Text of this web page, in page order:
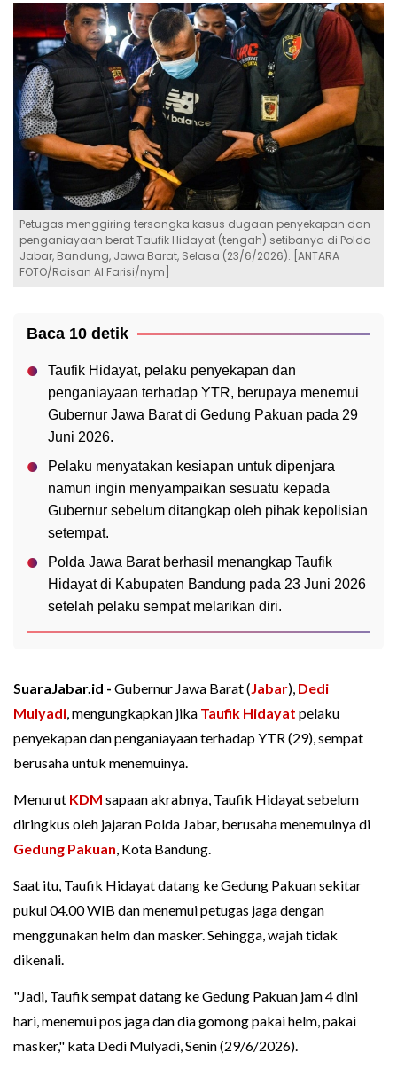
Petugas menggiring tersangka kasus dugaan penyekapan dan
penganiayaan berat Taufik Hidayat (tengah) setibanya di Polda
Jabar, Bandung, Jawa Barat, Selasa (23/6/2026). [ANTARA
FOTO/Raisan Al Farisi/nym]
Baca 10 detik
Taufik Hidayat, pelaku penyekapan dan
penganiayaan terhadap YTR, berupaya menemui
Gubernur Jawa Barat di Gedung Pakuan pada 29
Juni 2026.
Pelaku menyatakan kesiapan untuk dipenjara
namun ingin menyampaikan sesuatu kepada
Gubernur sebelum ditangkap oleh pihak kepolisian
setempat.
Polda Jawa Barat berhasil menangkap Taufik
Hidayat di Kabupaten Bandung pada 23 Juni 2026
setelah pelaku sempat melarikan diri.
SuaraJabar.id - Gubernur Jawa Barat (Jabar), Dedi
Mulyadi, mengungkapkan jika Taufik Hidayat pelaku
penyekapan dan penganiayaan terhadap YTR (29), sempat
berusaha untuk menemuinya.
Menurut KDM sapaan akrabnya, Taufik Hidayat sebelum
diringkus oleh jajaran Polda Jabar, berusaha menemuinya di
Gedung Pakuan, Kota Bandung.
Saat itu, Taufik Hidayat datang ke Gedung Pakuan sekitar
pukul 04.00 WIB dan menemui petugas jaga dengan
menggunakan helm dan masker. Sehingga, wajah tidak
dikenali.
"Jadi, Taufik sempat datang ke Gedung Pakuan jam 4 dini
hari, menemui pos jaga dan dia gomong pakai helm, pakai
masker," kata Dedi Mulyadi, Senin (29/6/2026).